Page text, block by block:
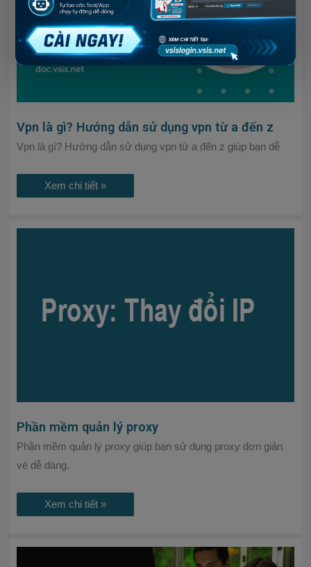
Vpn là gì? Hướng dẫn sử dụng vpn từ a đến z
Vpn là gì? Hướng dẫn sử dụng vpn từ a đến z giúp bạn dễ
từ
đến
z
Xem chi tiết »
Phần mềm quản lý proxy
Phần mềm quản lý proxy giúp bạn sử dụng proxy đơn giản
vè dễ dàng.
Xem chi tiết »